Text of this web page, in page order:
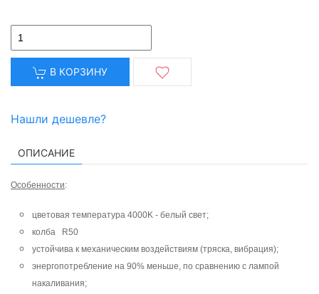
В КОРЗИНУ
Нашли дешевле?
ОПИСАНИЕ
Особенности:
цветовая температура 4000K - белый свет;
колба R50
устойчива к механическим воздействиям (тряска, вибрация);
энергопотребление на 90% меньше, по сравнению с лампой
накаливания;